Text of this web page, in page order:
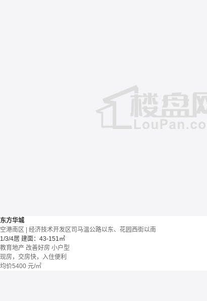
东方华城
空港南区 | 经济技术开发区司马温公路以东、花园西街以南
1/3/4居 建面：43-151㎡
教育地产 改善好房 小户型
现房，交房快，入住便利
均价5400 元/㎡